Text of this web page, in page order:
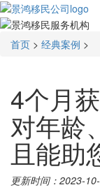
首页 > 经典案例 >
4个月
对年龄
且能助
更新时间：2023-